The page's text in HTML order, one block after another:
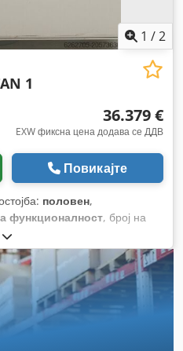
1 /2
1
36.379 €
EXW фиксна цена додава се ДДВ
Повикајте
половен,
функционалност, број на